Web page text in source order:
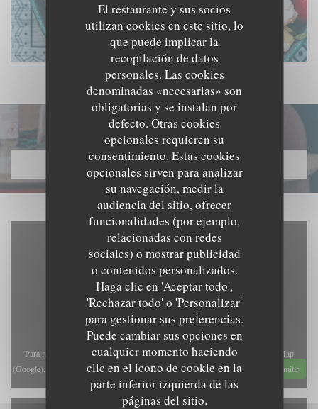
El restaurante y sus socios
utilizan cookies en este sitio, lo
que puede implicar la
recopilación de datos
personales. Las cookies
denominadas «necesarias» son
obligatorias y se instalan por
defecto. Otras cookies
opcionales requieren su
consentimiento. Estas cookies
opcionales sirven para analizar
su navegación, medir la
audiencia del sitio, ofrecer
funcionalidades (por ejemplo,
relacionadas con redes
sociales) o mostrar publicidad
o contenidos personalizados.
Haga clic en 'Aceptar todo',
'Rechazar todo' o 'Personalizar'
para gestionar sus preferencias.
Puede cambiar sus opciones en
cualquier momento haciendo
clic en el icono de cookie en la
parte inferior izquierda de las
páginas del sitio.
Descubrir nuestra carta
DESCUBRIR NUESTRA CARTA
Para mostrar el mapa interactivo de Waze, debe aceptar las cookies de Waze Map
(Google). Estas cookies pueden recopilar datos de navegación y ubicación.
Permitir